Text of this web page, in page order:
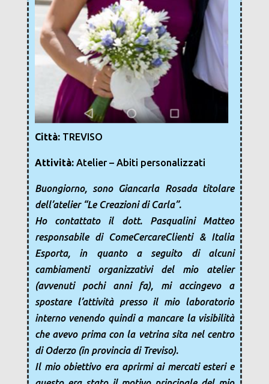
Città: TREVISO
Attività: Atelier – Abiti personalizzati
Buongiorno, sono Giancarla Rosada titolare
dell’atelier “Le Creazioni di Carla”.
Ho contattato il dott. Pasqualini Matteo
responsabile di ComeCercareClienti & Italia
Esporta, in quanto a seguito di alcuni
cambiamenti organizzativi del mio atelier
(avvenuti pochi anni fa), mi accingevo a
spostare l’attività presso il mio laboratorio
interno venendo quindi a mancare la visibilità
che avevo prima con la vetrina sita nel centro
di Oderzo (in provincia di Treviso).
Il mio obiettivo era aprirmi ai mercati esteri e